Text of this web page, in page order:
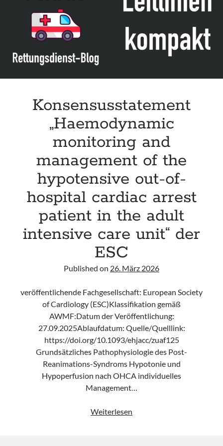
Leitlinie „Die geburtshilfliche Analgesie und Anästhesie“ der DGAI
Konsensuspapier „Management of endocrine emergencies –
Management of myxoedema coma“ der ETA
Leitlinie „Bauchschmerz bei Kindern und Jugendlichen – Bildgebende
Konsensusstatement
„Haemodynamic
monitoring and
management of the
hypotensive out-of-
hospital cardiac arrest
patient in the adult
intensive care unit“ der
ESC
Published on 26. März 2026
veröffentlichende Fachgesellschaft: European Society
of Cardiology (ESC)Klassifikation gemäß
AWMF:Datum der Veröffentlichung:
27.09.2025Ablaufdatum: Quelle/Quelllink:
https://doi.org/10.1093/ehjacc/zuaf125
Grundsätzliches Pathophysiologie des Post-
Reanimations-Syndroms Hypotonie und
Hypoperfusion nach OHCA individuelles
Management…
Weiterlesen